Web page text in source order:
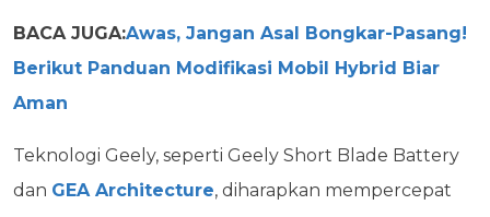
BACA JUGA:Awas, Jangan Asal Bongkar-Pasang!
Berikut Panduan Modifikasi Mobil Hybrid Biar
Aman
Teknologi Geely, seperti Geely Short Blade Battery
dan GEA Architecture, diharapkan mempercepat